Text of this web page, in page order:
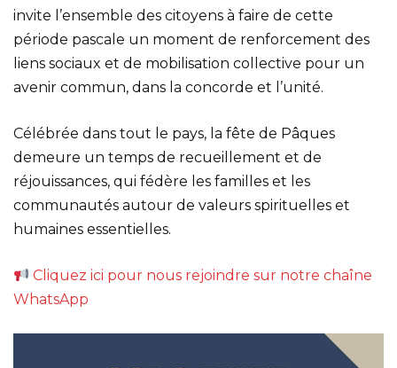
invite l’ensemble des citoyens à faire de cette
période pascale un moment de renforcement des
liens sociaux et de mobilisation collective pour un
avenir commun, dans la concorde et l’unité.
Célébrée dans tout le pays, la fête de Pâques
demeure un temps de recueillement et de
réjouissances, qui fédère les familles et les
communautés autour de valeurs spirituelles et
humaines essentielles.
Cliquez ici pour nous rejoindre sur notre chaîne
WhatsApp